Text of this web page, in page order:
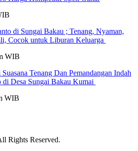
di Sungai Bakau ; Tenang, Nyaman,
Cocok untuk Liburan Keluarga
WIB
Tenang Dan Pemandangan Indah
Desa Sungai Bakau Kumai
WIB
Rights Reserved.